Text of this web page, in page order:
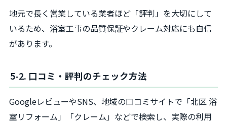
地元で長く営業している業者ほど「評判」を大切にして
いるため、浴室工事の品質保証やクレーム対応にも自信
があります。
5-2. 口コミ・評判のチェック方法
GoogleレビューやSNS、地域の口コミサイトで「北区 浴
室リフォーム」「クレーム」などで検索し、実際の利用